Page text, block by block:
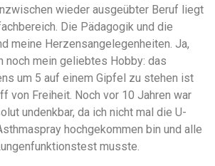
wieder ausgeübter Beruf liegt
Die Pädagogik und die
meine Herzensangelegenheiten. Ja,
noch mein geliebtes Hobby: das
um 5 auf einem Gipfel zu stehen ist
von Freiheit. Noch vor 10 Jahren war
undenkbar, da ich nicht mal die U-
hochgekommen bin und alle
musste.